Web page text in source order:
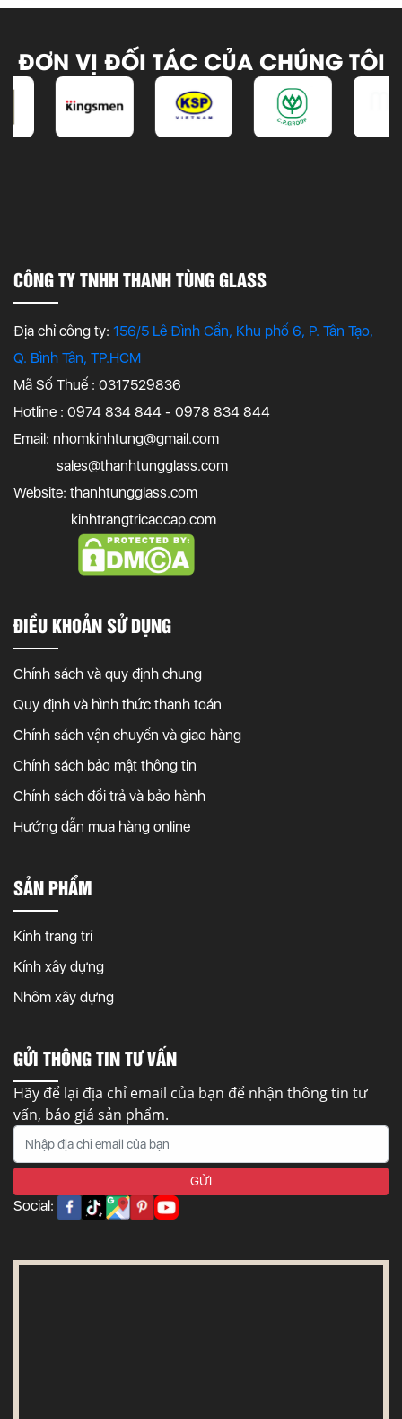
ĐƠN VỊ ĐỐI TÁC CỦA CHÚNG TÔI
CÔNG TY TNHH THANH TÙNG GLASS
Địa chỉ công ty: 156/5 Lê Đình Cẩn, Khu phố 6, P. Tân Tạo,
Q. Bình Tân, TP.HCM
Mã Số Thuế : 0317529836
Hotline : 0974 834 844 - 0978 834 844
Email: nhomkinhtung@gmail.com
sales@thanhtungglass.com
Website: thanhtungglass.com
kinhtrangtricaocap.com
ĐIỀU KHOẢN SỬ DỤNG
Chính sách và quy định chung
Quy định và hình thức thanh toán
Chính sách vận chuyển và giao hàng
Chính sách bảo mật thông tin
Chính sách đổi trả và bảo hành
Hướng dẫn mua hàng online
SẢN PHẨM
Kính trang trí
Kính xây dựng
Nhôm xây dựng
GỬI THÔNG TIN TƯ VẤN
Hãy để lại địa chỉ email của bạn để nhận thông tin tư
vấn, báo giá sản phẩm.
Social: